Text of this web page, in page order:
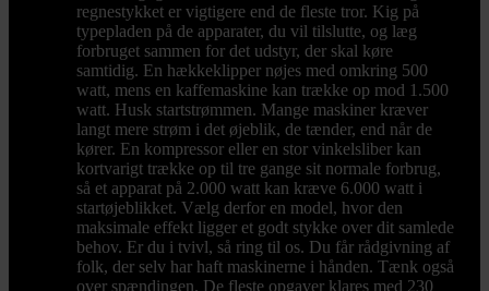
regnestykket er vigtigere end de fleste tror. Kig på
typepladen på de apparater, du vil tilslutte, og læg
forbruget sammen for det udstyr, der skal køre
samtidig. En hækkeklipper nøjes med omkring 500
watt, mens en kaffemaskine kan trække op mod 1.500
watt. Husk startstrømmen. Mange maskiner kræver
langt mere strøm i det øjeblik, de tænder, end når de
kører. En kompressor eller en stor vinkelsliber kan
kortvarigt trække op til tre gange sit normale forbrug,
så et apparat på 2.000 watt kan kræve 6.000 watt i
startøjeblikket. Vælg derfor en model, hvor den
maksimale effekt ligger et godt stykke over dit samlede
behov. Er du i tvivl, så ring til os. Du får rådgivning af
folk, der selv har haft maskinerne i hånden. Tænk også
over spændingen. De fleste opgaver klares med 230